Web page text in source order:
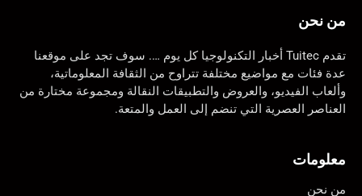
من نحن
تقدم Tuitec أخبار التكنولوجيا كل يوم …. سوف تجد على موقعنا
عدة فئات مع مواضيع مختلفة تتراوح من الثقافة المعلوماتية،
وألعاب الفيديو، والعروض والتطبيقات النقالة ومجموعة مختارة من
العناصر العصرية التي تنضم إلى العمل والمتعة.
معلومات
من نحن